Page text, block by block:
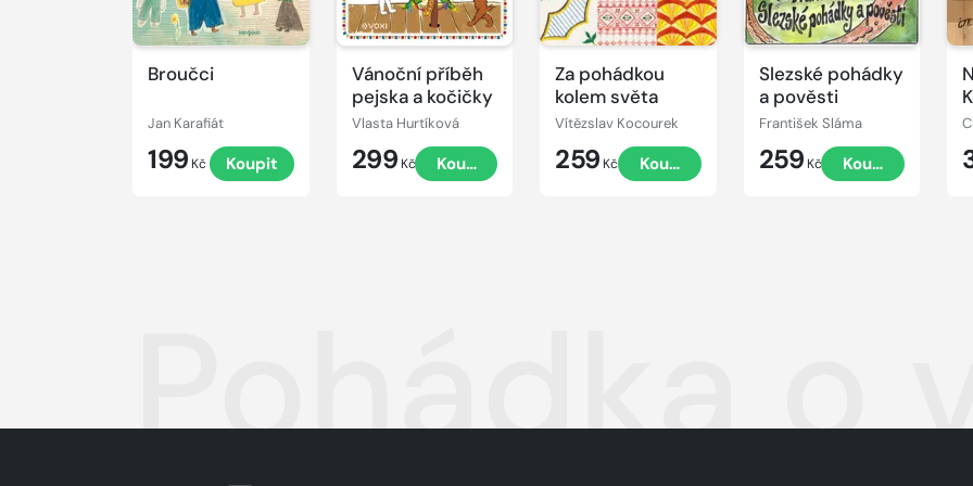
Broučci
Jan Karafiát
199 Kč Koupit
Vánoční příběh
pejska a kočičky
Vlasta Hurtíková
299 Kč Koupit
Za pohádkou
kolem světa
Vítězslav Kocourek
259 Kč Koupit
Slezské pohádky
a pověsti
František Sláma
259 Kč Koupit
Pohádka o